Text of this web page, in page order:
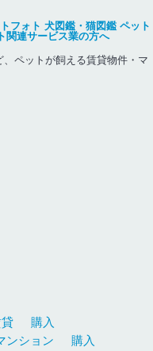
フォト 犬図鑑・猫図鑑 ペット
関連サービス業の方へ
ペットが飼える賃貸物件・マ
購入
ンション
購入